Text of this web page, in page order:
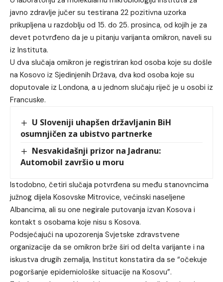
javno zdravlje jučer su testirana 22 pozitivna uzorka
prikupljena u razdoblju od 15. do 25. prosinca, od kojih je za
devet potvrđeno da je u pitanju varijanta omikron, naveli su
iz Instituta.
U dva slučaja omikron je registriran kod osoba koje su došle
na Kosovo iz Sjedinjenih Država, dva kod osoba koje su
doputovale iz Londona, a u jednom slučaju riječ je u osobi iz
Francuske.
U Sloveniji uhapšen državljanin BiH
osumnjičen za ubistvo partnerke
Nesvakidašnji prizor na Jadranu:
Automobil završio u moru
Istodobno, četiri slučaja potvrđena su među stanovncima
južnog dijela Kosovske Mitrovice, većinski naseljene
Albancima, ali su one negirale putovanja izvan Kosova i
kontakt s osobama koje nisu s Kosova.
Podsjećajući na upozorenja Svjetske zdravstvene
organizacije da se omikron brže širi od delta varijante i na
iskustva drugih zemalja, Institut konstatira da se “očekuje
pogoršanje epidemiološke situacije na Kosovu”.